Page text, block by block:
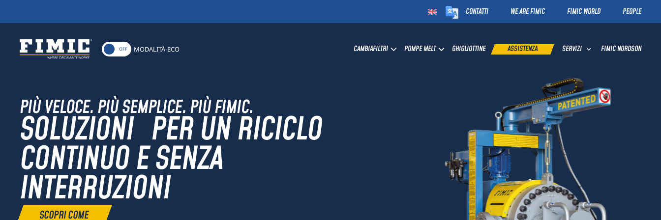
CONTATTI WE ARE FIMIC FIMIC WORLD PEOPLE
ON OFF MODALITÀ-ECO CAMBIAFILTRI POMPE MELT GHIGLIOTTINE ASSISTENZA SERVIZI FIMIC NORDSON
PIÙ VELOCE. PIÙ SEMPLICE. PIÙ FIMIC.
SOLUZIONI PER UN RICICLO
CONTINUO E SENZA
INTERRUZIONI
SCOPRI COME